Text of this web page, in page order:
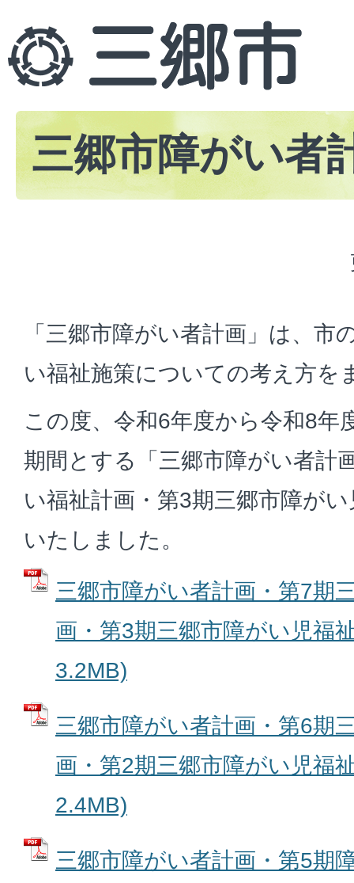
三郷市障がい者
「三郷市障がい者計画」は、市
い福祉施策についての考え方を
この度、令和6年度から令和8年
期間とする「三郷市障がい者計
い福祉計画・第3期三郷市障が
いたしました。
三郷市障がい者計画・第7期
画・第3期三郷市障がい児福
3.2MB)
三郷市障がい者計画・第6期
画・第2期三郷市障がい児福
2.4MB)
三郷市障がい者計画・第5期